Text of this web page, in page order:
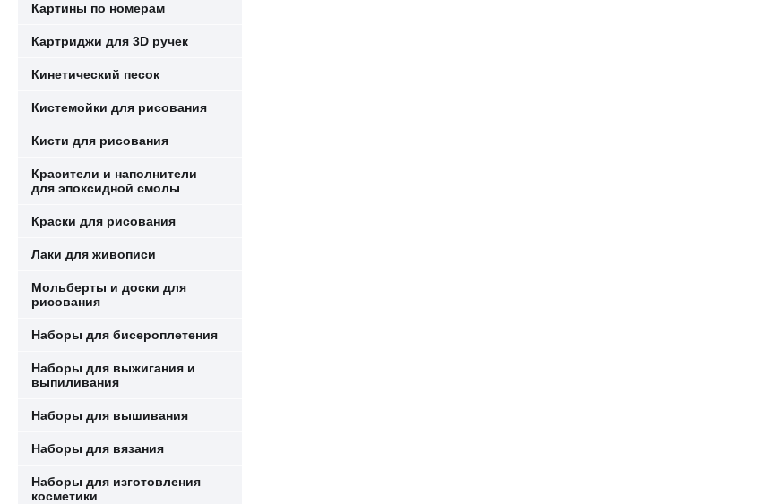
Картины по номерам
Картриджи для 3D ручек
Кинетический песок
Кистемойки для рисования
Кисти для рисования
Красители и наполнители
для эпоксидной смолы
Краски для рисования
Лаки для живописи
Мольберты и доски для
рисования
Наборы для бисероплетения
Наборы для выжигания и
выпиливания
Наборы для вышивания
Наборы для вязания
Наборы для изготовления
косметики